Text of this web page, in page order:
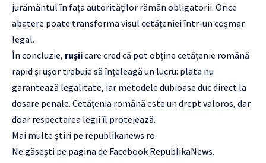
jurământul în fața autorităților rămân obligatorii. Orice
abatere poate transforma visul cetățeniei într-un coșmar
legal.
În concluzie, rușiicare cred că pot obține cetățenie română
rapid și ușor trebuie să înțeleagă un lucru: plata nu
garantează legalitate, iar metodele dubioase duc direct la
dosare penale. Cetățenia română este un drept valoros, dar
doar respectarea legii îl protejează.
Mai multe știri pe republikanews.ro.
Ne găsești pe pagina de Facebook RepublikaNews.